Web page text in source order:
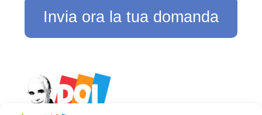
Invia ora la tua domanda